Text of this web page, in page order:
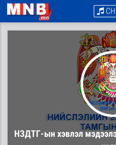
НЗДТГ-ын хэвлэл